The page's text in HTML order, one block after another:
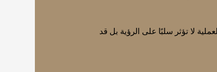
لا تؤثر سلبًا على الرؤية بل قد